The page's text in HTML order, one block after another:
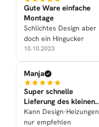
Gute Ware einfache
Montage
Schlichtes Design aber
doch ein Hingucker
10.10.2023
Manja
Super schnelle
Lieferung des kleinen
Handtuchtrockners
Kann Design-Heizungen
nur empfehlen